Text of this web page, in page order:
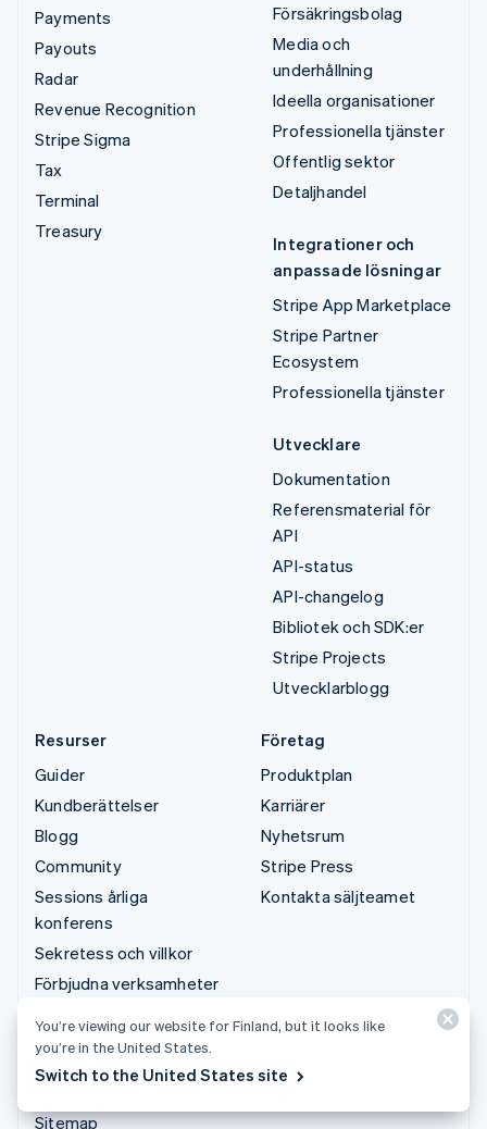
Payments
Payouts
Radar
Revenue Recognition
Stripe Sigma
Tax
Terminal
Treasury
Försäkringsbolag
Media och
underhållning
Ideella organisationer
Professionella tjänster
Offentlig sektor
Detaljhandel
Integrationer och
anpassade lösningar
Stripe App Marketplace
Stripe Partner
Ecosystem
Professionella tjänster
Utvecklare
Dokumentation
Referensmaterial för
API
API-status
API-changelog
Bibliotek och SDK:er
Stripe Projects
Utvecklarblogg
Resurser
Guider
Kundberättelser
Blogg
Community
Sessions årliga
konferens
Sekretess och villkor
Förbjudna verksamheter
är föremål för
restriktioner
Sitemap
Företag
Produktplan
Karriärer
Nyhetsrum
Stripe Press
Kontakta säljteamet
You’re viewing our website for Finland, but it looks like
you’re in the United States.
Switch to the United States site